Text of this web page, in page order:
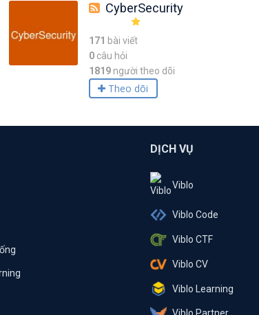
CyberSecurity
171 bài viết
0câu hỏi
1819 người theo dõi
Theo dõi
DỊCH VỤ
Viblo
Viblo Code
Viblo CTF
Viblo CV
Viblo Learning
Viblo Partner